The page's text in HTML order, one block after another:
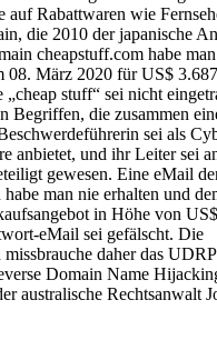
auf Rabattwaren wie
die 2010 der japanische
cheapstuff.com habe
März 2020 für US$
stuff“ sei nicht
Begriffen, die zusammen
sei als
anbietet, und ihr Leiter sei
gewesen. Eine eMail
man nie erhalten und
in Höhe von
eMail sei gefälscht. Die
daher das
Domain Name
australische Rechtsanwalt